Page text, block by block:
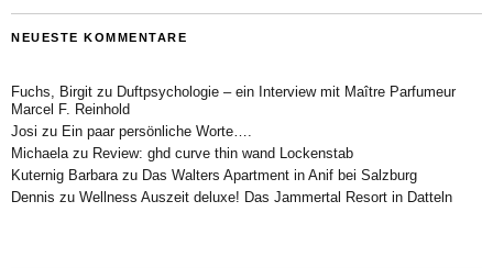
NEUESTE KOMMENTARE
Fuchs, Birgit zu Duftpsychologie – ein Interview mit Maître Parfumeur
Marcel F. Reinhold
Josi zu Ein paar persönliche Worte….
Michaela zu Review: ghd curve thin wand Lockenstab
Kuternig Barbara zu Das Walters Apartment in Anif bei Salzburg
Dennis zu Wellness Auszeit deluxe! Das Jammertal Resort in Datteln